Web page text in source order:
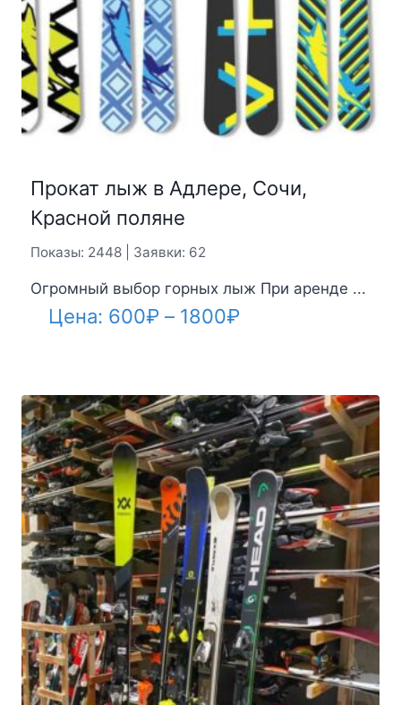
Прокат лыж в Адлере, Сочи,
Красной поляне
Показы: 2448 | Заявки: 62
Огромный выбор горных лыж При аренде ...
Цена: 600₽ – 1800₽Диапазон
–
1800₽